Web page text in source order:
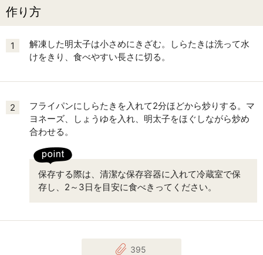
作り方
1
解凍した明太子は小さめにきざむ。しらたきは洗って水
けをきり、食べやすい長さに切る。
2
フライパンにしらたきを入れて2分ほどから炒りする。マ
ヨネーズ、しょうゆを入れ、明太子をほぐしながら炒め
合わせる。
保存する際は、清潔な保存容器に入れて冷蔵室で保
存し、2～3日を目安に食べきってください。
395